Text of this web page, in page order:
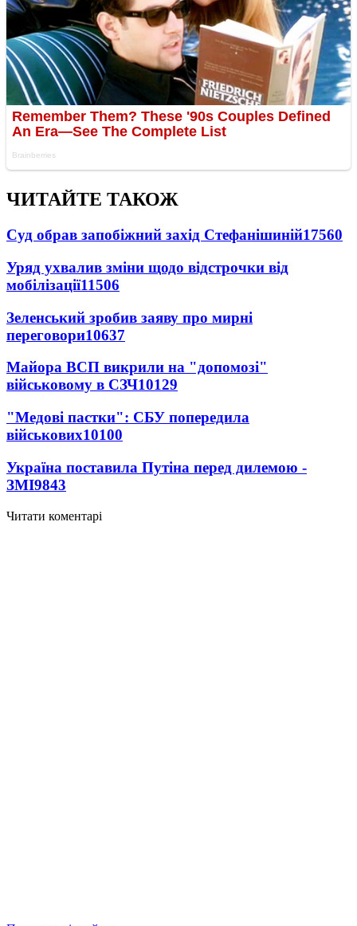
ЧИТАЙТЕ ТАКОЖ
Суд обрав запобіжний захід Стефанішиній17560
Уряд ухвалив зміни щодо відстрочки від
мобілізації11506
Зеленський зробив заяву про мирні
переговори10637
Майора ВСП викрили на "допомозі"
військовому в СЗЧ10129
"Медові пастки": СБУ попередила
військових10100
Україна поставила Путіна перед дилемою -
ЗМІ9843
Читати коментарі